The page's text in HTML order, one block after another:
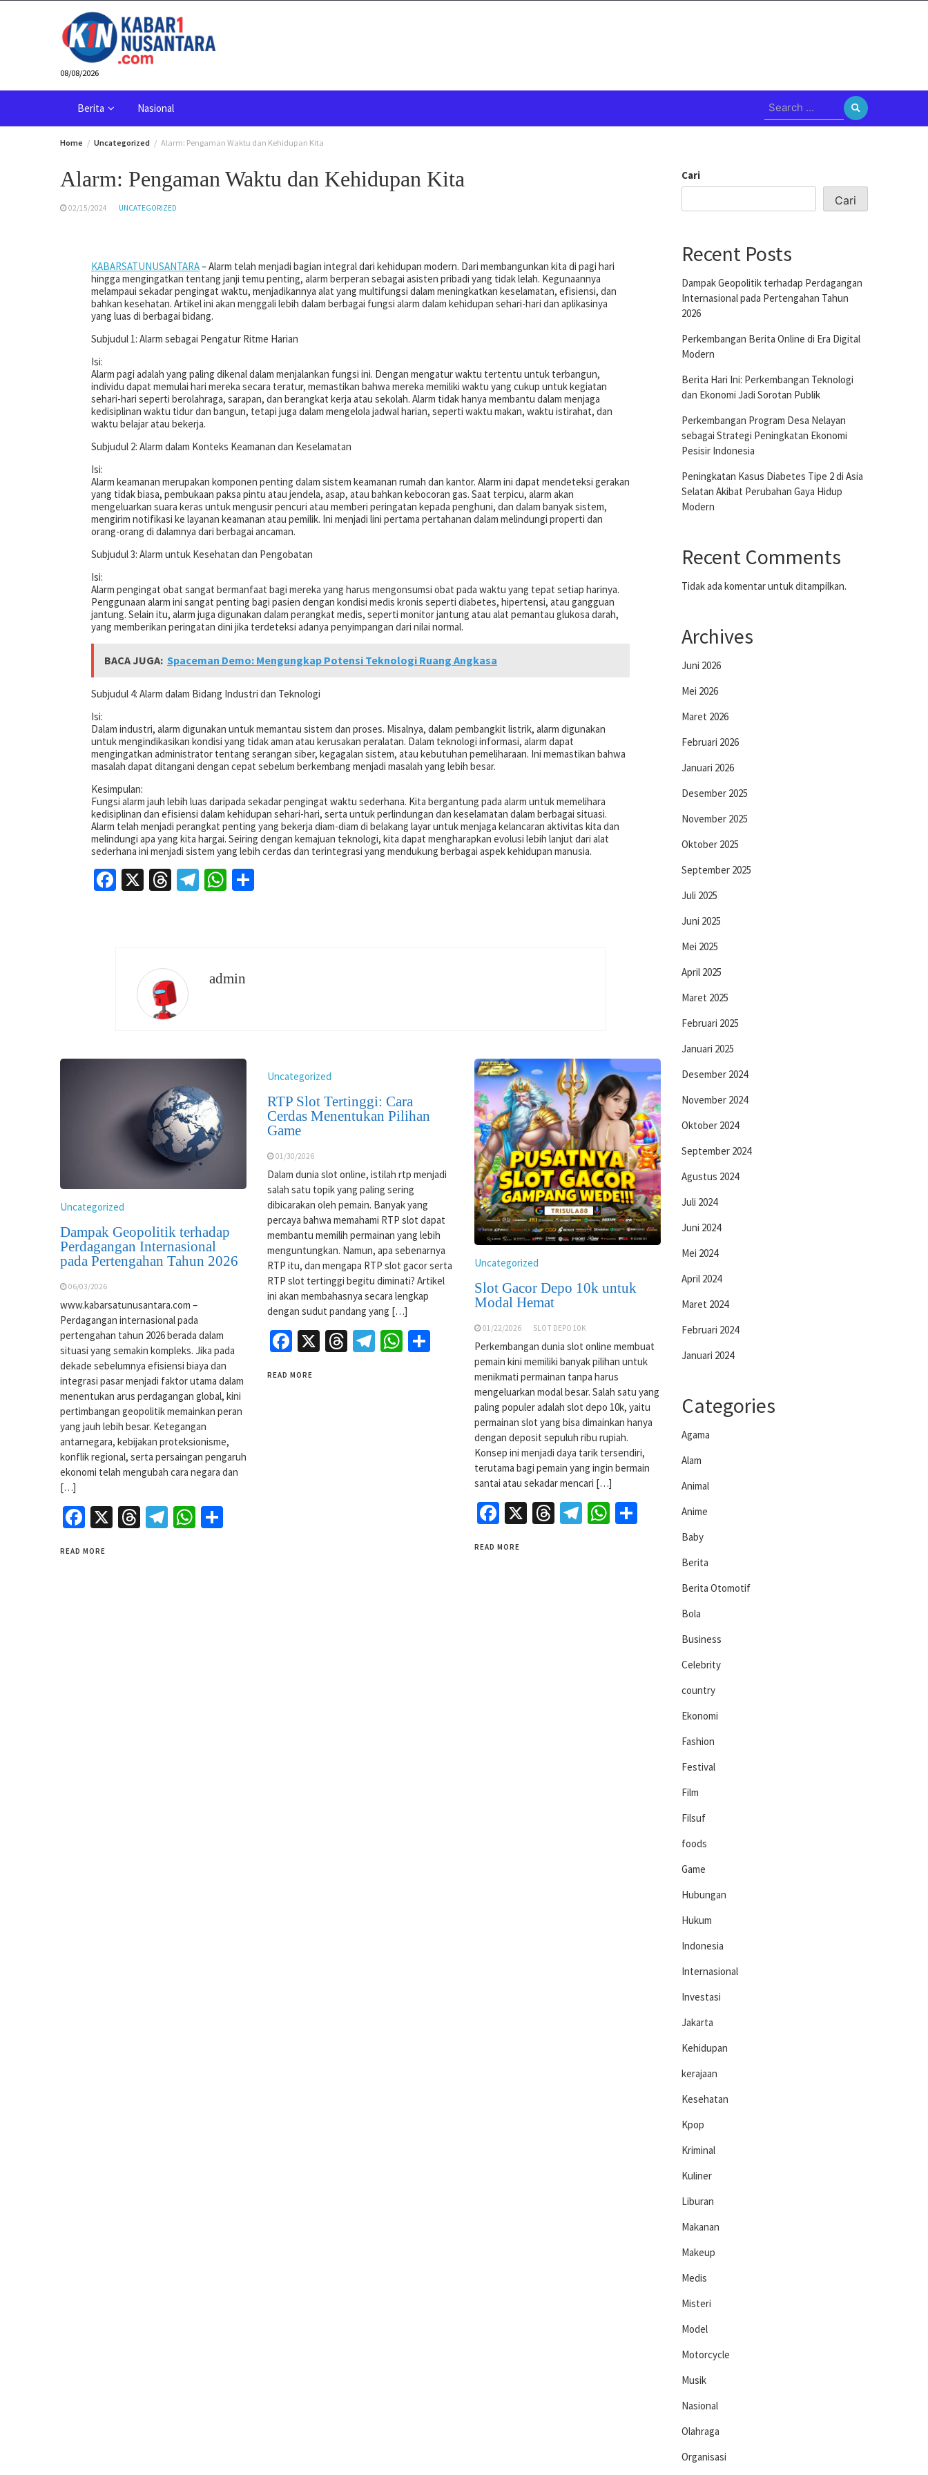
08/08/2026
Berita Nasional
Search
for:
Home Uncategorized Alarm: Pengaman Waktu dan Kehidupan Kita
Alarm: Pengaman Waktu dan Kehidupan Kita
02/15/2024 UNCATEGORIZED
KABARSATUNUSANTARA– Alarm telah menjadi bagian integral dari kehidupan modern. Dari membangunkan kita di pagi hari
hingga mengingatkan tentang janji temu penting, alarm berperan sebagai asisten pribadi yang tidak lelah. Kegunaannya
melampaui sekadar pengingat waktu, menjadikannya alat yang multifungsi dalam meningkatkan keselamatan, efisiensi, dan
bahkan kesehatan. Artikel ini akan menggali lebih dalam berbagai fungsi alarm dalam kehidupan sehari-hari dan aplikasinya
yang luas di berbagai bidang.
Subjudul 1: Alarm sebagai Pengatur Ritme Harian
Isi:
Alarm pagi adalah yang paling dikenal dalam menjalankan fungsi ini. Dengan mengatur waktu tertentu untuk terbangun,
individu dapat memulai hari mereka secara teratur, memastikan bahwa mereka memiliki waktu yang cukup untuk kegiatan
sehari-hari seperti berolahraga, sarapan, dan berangkat kerja atau sekolah. Alarm tidak hanya membantu dalam menjaga
kedisiplinan waktu tidur dan bangun, tetapi juga dalam mengelola jadwal harian, seperti waktu makan, waktu istirahat, dan
waktu belajar atau bekerja.
Subjudul 2: Alarm dalam Konteks Keamanan dan Keselamatan
Isi:
Alarm keamanan merupakan komponen penting dalam sistem keamanan rumah dan kantor. Alarm ini dapat mendeteksi gerakan
yang tidak biasa, pembukaan paksa pintu atau jendela, asap, atau bahkan kebocoran gas. Saat terpicu, alarm akan
mengeluarkan suara keras untuk mengusir pencuri atau memberi peringatan kepada penghuni, dan dalam banyak sistem,
mengirim notifikasi ke layanan keamanan atau pemilik. Ini menjadi lini pertama pertahanan dalam melindungi properti dan
orang-orang di dalamnya dari berbagai ancaman.
Subjudul 3: Alarm untuk Kesehatan dan Pengobatan
Isi:
Alarm pengingat obat sangat bermanfaat bagi mereka yang harus mengonsumsi obat pada waktu yang tepat setiap harinya.
Penggunaan alarm ini sangat penting bagi pasien dengan kondisi medis kronis seperti diabetes, hipertensi, atau gangguan
jantung. Selain itu, alarm juga digunakan dalam perangkat medis, seperti monitor jantung atau alat pemantau glukosa darah,
yang memberikan peringatan dini jika terdeteksi adanya penyimpangan dari nilai normal.
BACA JUGA: Spaceman Demo: Mengungkap Potensi Teknologi Ruang Angkasa
Subjudul 4: Alarm dalam Bidang Industri dan Teknologi
Isi:
Dalam industri, alarm digunakan untuk memantau sistem dan proses. Misalnya, dalam pembangkit listrik, alarm digunakan
untuk mengindikasikan kondisi yang tidak aman atau kerusakan peralatan. Dalam teknologi informasi, alarm dapat
mengingatkan administrator tentang serangan siber, kegagalan sistem, atau kebutuhan pemeliharaan. Ini memastikan bahwa
masalah dapat ditangani dengan cepat sebelum berkembang menjadi masalah yang lebih besar.
Kesimpulan:
Fungsi alarm jauh lebih luas daripada sekadar pengingat waktu sederhana. Kita bergantung pada alarm untuk memelihara
kedisiplinan dan efisiensi dalam kehidupan sehari-hari, serta untuk perlindungan dan keselamatan dalam berbagai situasi.
Alarm telah menjadi perangkat penting yang bekerja diam-diam di belakang layar untuk menjaga kelancaran aktivitas kita dan
melindungi apa yang kita hargai. Seiring dengan kemajuan teknologi, kita dapat mengharapkan evolusi lebih lanjut dari alat
sederhana ini menjadi sistem yang lebih cerdas dan terintegrasi yang mendukung berbagai aspek kehidupan manusia.
Facebook
X Threads
Telegram
WhatsApp
admin
Uncategorized
Dampak Geopolitik terhadap
Perdagangan Internasional
pada Pertengahan Tahun 2026
06/03/2026
www.kabarsatunusantara.com –
Perdagangan internasional pada
pertengahan tahun 2026 berada dalam
situasi yang semakin kompleks. Jika pada
dekade sebelumnya efisiensi biaya dan
integrasi pasar menjadi faktor utama dalam
menentukan arus perdagangan global, kini
pertimbangan geopolitik memainkan peran
yang jauh lebih besar. Ketegangan
antarnegara, kebijakan proteksionisme,
konflik regional, serta persaingan pengaruh
ekonomi telah mengubah cara negara dan
[…]
Facebook
X Threads
Telegram
WhatsApp
READ MORE
Uncategorized
RTP Slot Tertinggi: Cara
Cerdas Menentukan Pilihan
Game
01/30/2026
Dalam dunia slot online, istilah rtp menjadi
salah satu topik yang paling sering
dibicarakan oleh pemain. Banyak yang
percaya bahwa memahami RTP slot dapat
membantu memilih permainan yang lebih
menguntungkan. Namun, apa sebenarnya
RTP itu, dan mengapa RTP slot gacor serta
RTP slot tertinggi begitu diminati? Artikel
ini akan membahasnya secara lengkap
dengan sudut pandang yang […]
Facebook
X Threads
Telegram
WhatsApp
Share
READ MORE
Uncategorized
Slot Gacor Depo 10k untuk
Modal Hemat
01/22/2026 SLOT DEPO 10K
Perkembangan dunia slot online membuat
pemain kini memiliki banyak pilihan untuk
menikmati permainan tanpa harus
mengeluarkan modal besar. Salah satu yang
paling populer adalah slot depo 10k, yaitu
permainan slot yang bisa dimainkan hanya
dengan deposit sepuluh ribu rupiah.
Konsep ini menjadi daya tarik tersendiri,
terutama bagi pemain yang ingin bermain
santai atau sekadar mencari […]
Facebook
X Threads
Telegram
WhatsApp
Share
READ MORE
Cari
Cari
Recent Posts
Dampak Geopolitik terhadap Perdagangan
Internasional pada Pertengahan Tahun
2026
Perkembangan Berita Online di Era Digital
Modern
Berita Hari Ini: Perkembangan Teknologi
dan Ekonomi Jadi Sorotan Publik
Perkembangan Program Desa Nelayan
sebagai Strategi Peningkatan Ekonomi
Pesisir Indonesia
Peningkatan Kasus Diabetes Tipe 2 di Asia
Selatan Akibat Perubahan Gaya Hidup
Modern
Recent Comments
Tidak ada komentar untuk ditampilkan.
Archives
Juni 2026
Mei 2026
Maret 2026
Februari 2026
Januari 2026
Desember 2025
November 2025
Oktober 2025
September 2025
Juli 2025
Juni 2025
Mei 2025
April 2025
Maret 2025
Februari 2025
Januari 2025
Desember 2024
November 2024
Oktober 2024
September 2024
Agustus 2024
Juli 2024
Juni 2024
Mei 2024
April 2024
Maret 2024
Februari 2024
Januari 2024
Categories
Agama
Alam
Animal
Anime
Baby
Berita
Berita Otomotif
Bola
Business
Celebrity
country
Ekonomi
Fashion
Festival
Film
Filsuf
foods
Game
Hubungan
Hukum
Indonesia
Internasional
Investasi
Jakarta
Kehidupan
kerajaan
Kesehatan
Kpop
Kriminal
Kuliner
Liburan
Makanan
Makeup
Medis
Misteri
Model
Motorcycle
Musik
Nasional
Olahraga
Organisasi